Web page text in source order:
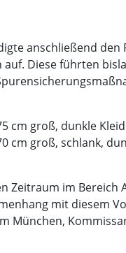
anschließend
Diese führten
cm groß, dunkle
cm groß, schlank,
Zeitraum im
mit diesem
München,